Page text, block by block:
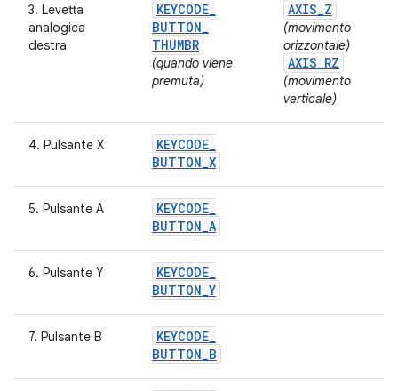
3. Levetta
analogica
destra
KEYCODE_
BUTTON_
THUMBR
(quando viene
premuta)
AXIS_Z
(movimento
orizzontale)
AXIS_RZ
(movimento
verticale)
4. Pulsante X KEYCODE_
BUTTON_X
5. Pulsante A KEYCODE_
BUTTON_A
6. Pulsante Y KEYCODE_
BUTTON_Y
7. Pulsante B KEYCODE_
BUTTON_B